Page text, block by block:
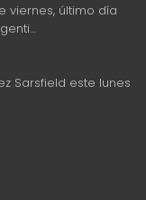
viernes, último día
Sarsfield este lunes